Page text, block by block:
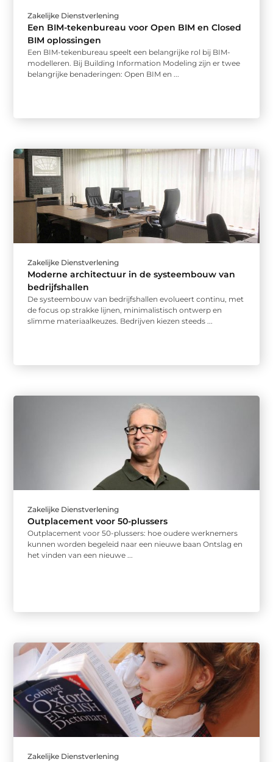
Zakelijke Dienstverlening
Een BIM-tekenbureau voor Open BIM en Closed
BIM oplossingen
Een BIM-tekenbureau speelt een belangrijke rol bij BIM-
modelleren. Bij Building Information Modeling zijn er twee
belangrijke benaderingen: Open BIM en ...
Zakelijke Dienstverlening
Moderne architectuur in de systeembouw van
bedrijfshallen
De systeembouw van bedrijfshallen evolueert continu, met
de focus op strakke lijnen, minimalistisch ontwerp en
slimme materiaalkeuzes. Bedrijven kiezen steeds ...
Zakelijke Dienstverlening
Outplacement voor 50-plussers
Outplacement voor 50-plussers: hoe oudere werknemers
kunnen worden begeleid naar een nieuwe baan Ontslag en
het vinden van een nieuwe ...
Zakelijke Dienstverlening